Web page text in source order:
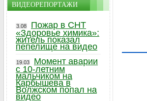
ВИДЕОРЕПОРТАЖИ
3.08
Пожар в СНТ
«Здоровье химика»:
житель показал
пепелище на видео
19.03
Момент аварии
с 10-летним
мальчиком на
Карбышева в
Волжском попал на
видео